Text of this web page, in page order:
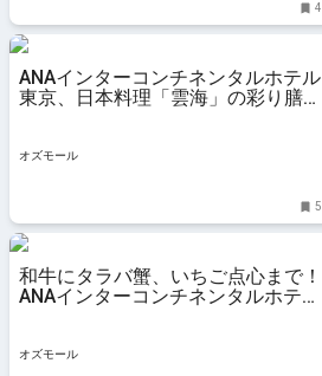
4
ANAインターコンチネンタルホテル
東京、日本料理「雲海」の彩り膳＆
オズモール
5
和牛にタラバ蟹、いちご点心まで！
ANAインターコンチネンタルホテル
オズモール